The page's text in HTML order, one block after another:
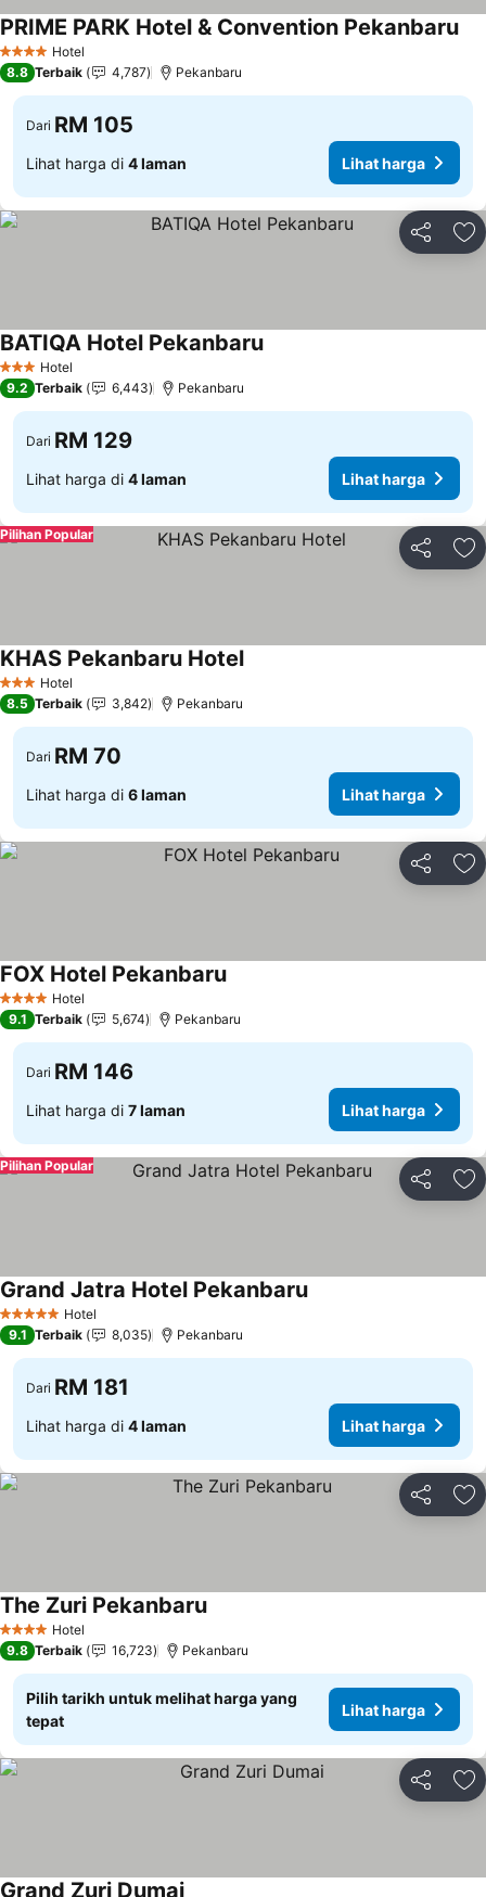
4 BintangHotel
PRIME PARK Hotel & Convention Pekanbaru
8.8 Terbaik 4,787 Pekanbaru
Dari RM 105
Lihat harga di 4 laman Lihat harga
Kongsi
3 BintangHotel
BATIQA Hotel Pekanbaru
9.2 Terbaik 6,443 Pekanbaru
Dari RM 129
Lihat harga di 4 laman Lihat harga
Kongsi
Pilihan Popular
3 BintangHotel
KHAS Pekanbaru Hotel
8.5 Terbaik 3,842 Pekanbaru
Dari RM 70
Lihat harga di 6 laman Lihat harga
Kongsi
4 BintangHotel
FOX Hotel Pekanbaru
9.1 Terbaik 5,674 Pekanbaru
Dari RM 146
Lihat harga di 7 laman Lihat harga
Kongsi
Pilihan Popular
5 Bintang Hotel
Grand Jatra Hotel Pekanbaru
9.1 Terbaik 8,035 Pekanbaru
Dari RM 181
Lihat harga di 4 laman Lihat harga
Kongsi
4 BintangHotel
The Zuri Pekanbaru
9.8 Terbaik 16,723 Pekanbaru
Pilih tarikh untuk melihat harga yang
tepat
Lihat harga
Kongsi
Grand Zuri Dumai